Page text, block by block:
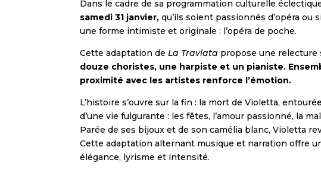
Dans le cadre de sa programmation culturelle
samedi 31 janvier, qu’ils soient passionnés d’opéra
une forme intimiste et originale : l’opéra de poche.
Cette adaptation de La Traviata propose une relecture
douze choristes, une harpiste et un pianiste.
proximité avec les artistes renforce l’émotion.
L’histoire s’ouvre sur la fin : la mort de Violetta,
d’une vie fulgurante : les fêtes, l’amour passionné, la
Parée de ses bijoux et de son camélia blanc, Violetta
Cette adaptation alternant musique et narration offre
élégance, lyrisme et intensité.